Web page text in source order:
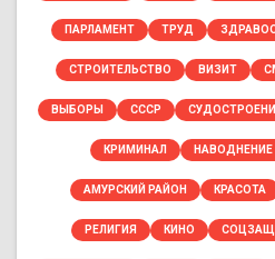
ПАРЛАМЕНТ ТРУД
СТРОИТЕЛЬСТВО ВИЗИТ
ВЫБОРЫ СССР
КРИМИНАЛ НАВОДНЕНИЕ
АМУРСКИЙ РАЙОН КРАСОТА
РЕЛИГИЯ КИНО